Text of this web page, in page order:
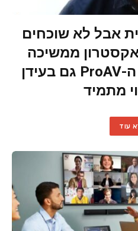
אבל לא שוכחים
ממשיכה
להוביל את תחום ה-ProAV גם בעידן
מתמיד
עוד